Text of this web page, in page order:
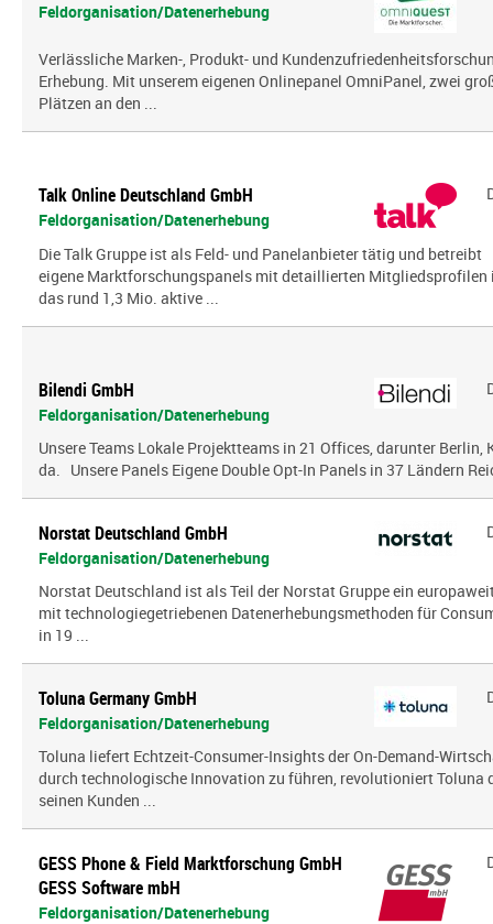
Feldorganisation/Datenerhebung
Verlässliche Marken-, Produkt- und
Erhebung. Mit unserem eigenen Onlinepanel OmniPanel, zwei
Plätzen an den ...
Talk Online Deutschland GmbH
Feldorganisation/Datenerhebung
Die Talk Gruppe ist als Feld- und Panelanbieter tätig und betreibt
eigene Marktforschungspanels mit detaillierten Mitgliedsprofilen
das rund 1,3 Mio. aktive ...
Bilendi GmbH
Feldorganisation/Datenerhebung
Unsere Teams Lokale Projektteams in 21 Offices, darunter Berlin,
da. Unsere Panels Eigene Double Opt-In Panels in 37 Ländern
Norstat Deutschland GmbH
Feldorganisation/Datenerhebung
Norstat Deutschland ist als Teil der Norstat Gruppe ein
mit technologiegetriebenen Datenerhebungsmethoden für
in 19 ...
Toluna Germany GmbH
Feldorganisation/Datenerhebung
Toluna liefert Echtzeit-Consumer-Insights der On-Demand-
durch technologische Innovation zu führen, revolutioniert
seinen Kunden ...
GESS Phone & Field Marktforschung GmbH
GESS Software mbH
Feldorganisation/Datenerhebung